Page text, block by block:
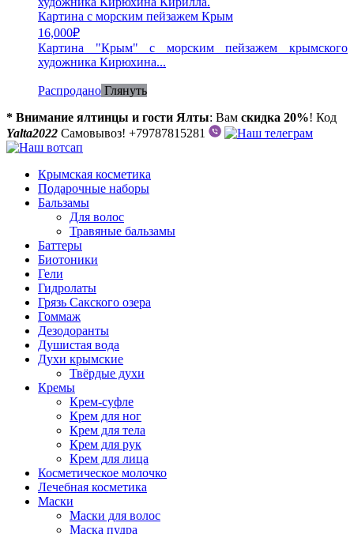
Картина с морским пейзажем Крым
16,000₽
Картина "Крым" с морским пейзажем крымского
художника Кирюхина...
Распродано Глянуть
* Внимание ялтинцы и гости Ялты: Вам скидка 20%! Код
Yalta2022 Самовывоз! +79787815281
Крымская косметика
Подарочные наборы
Бальзамы
Для волос
Травяные бальзамы
Баттеры
Биотоники
Гели
Гидролаты
Грязь Сакского озера
Гоммаж
Дезодоранты
Душистая вода
Духи крымские
Твёрдые духи
Кремы
Крем-суфле
Крем для ног
Крем для тела
Крем для рук
Крем для лица
Косметическое молочко
Лечебная косметика
Маски
Маски для волос
Маска пудра